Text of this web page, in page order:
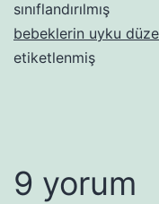
sınıflandırılmış
bebeklerin uyku
etiketlenmiş
9 yorum